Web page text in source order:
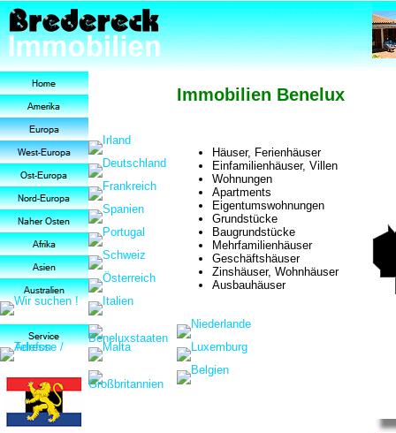
Immobilien Benelux
Häuser, Ferienhäuser
Einfamilienhäuser, Villen
Wohnungen
Apartments
Eigentumswohnungen
Grundstücke
Baugrundstücke
Mehrfamilienhäuser
Geschäftshäuser
Zinshäuser, Wohnhäuser
Ausbauhäuser